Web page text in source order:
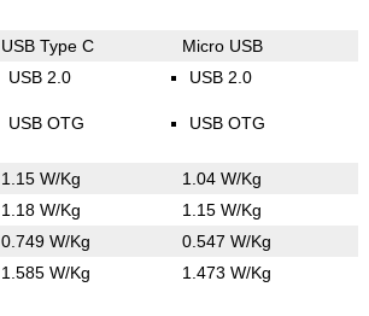
USB Type C Micro USB
USB 2.0
USB OTG
USB 2.0
USB OTG
1.15 W/Kg 1.04 W/Kg
1.18 W/Kg 1.15 W/Kg
0.749 W/Kg 0.547 W/Kg
1.585 W/Kg 1.473 W/Kg